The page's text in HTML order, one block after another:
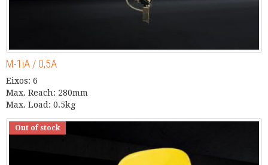
M-1iA / 0,5A
Eixos: 6
Max. Reach: 280mm
Max. Load: 0.5kg
Out of stock